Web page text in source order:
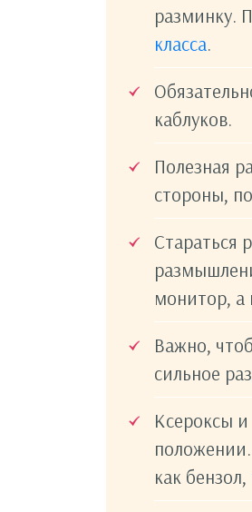
разминку.
класса.
каблуков.
Полезная
стороны,
Стараться
монитор, а
Важно,
сильное
Ксероксы
как